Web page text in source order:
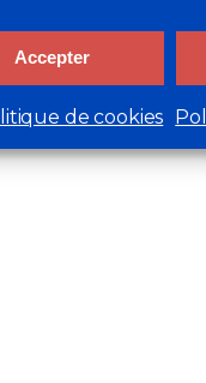
Accepter
de cookies